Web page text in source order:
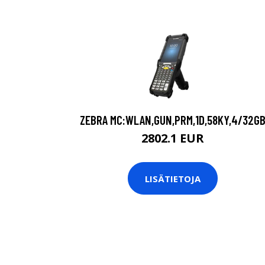
ZEBRA MC:WLAN,GUN,PRM,1D,58KY,4/32GB
2802.1 EUR
LISÄTIETOJA